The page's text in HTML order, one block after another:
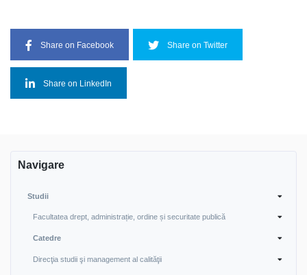
Share on Facebook Share on Twitter
Share on LinkedIn
Navigare
Studii
Facultatea drept, administrație, ordine și securitate publică
Catedre
Direcţia studii şi management al calităţii